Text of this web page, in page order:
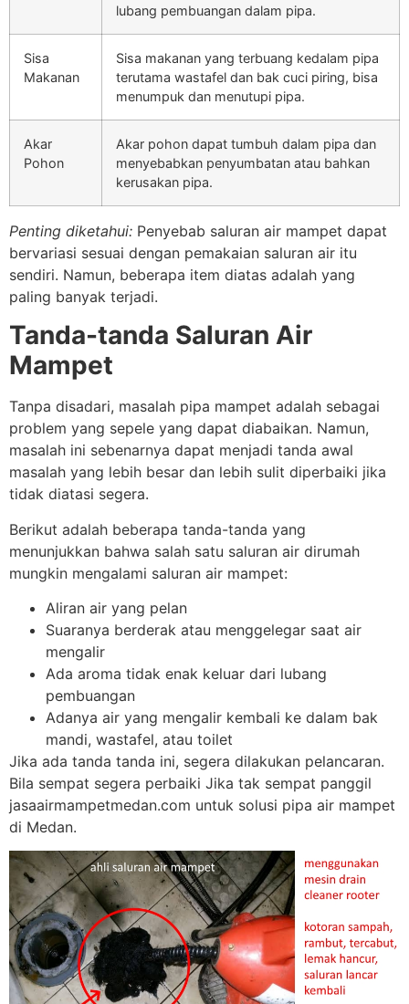
lubang pembuangan dalam pipa.
Sisa
Makanan
Sisa makanan yang terbuang kedalam pipa
terutama wastafel dan bak cuci piring, bisa
menumpuk dan menutupi pipa.
Akar
Pohon
Akar pohon dapat tumbuh dalam pipa dan
menyebabkan penyumbatan atau bahkan
kerusakan pipa.
Penting diketahui: Penyebab saluran air mampet dapat
bervariasi sesuai dengan pemakaian saluran air itu
sendiri. Namun, beberapa item diatas adalah yang
paling banyak terjadi.
Tanda-tanda Saluran Air
Mampet
Tanpa disadari, masalah pipa mampet adalah sebagai
problem yang sepele yang dapat diabaikan. Namun,
masalah ini sebenarnya dapat menjadi tanda awal
masalah yang lebih besar dan lebih sulit diperbaiki jika
tidak diatasi segera.
Berikut adalah beberapa tanda-tanda yang
menunjukkan bahwa salah satu saluran air dirumah
mungkin mengalami saluran air mampet:
Aliran air yang pelan
Suaranya berderak atau menggelegar saat air
mengalir
Ada aroma tidak enak keluar dari lubang
pembuangan
Adanya air yang mengalir kembali ke dalam bak
mandi, wastafel, atau toilet
Jika ada tanda tanda ini, segera dilakukan pelancaran.
Bila sempat segera perbaiki Jika tak sempat panggil
jasaairmampetmedan.com untuk solusi pipa air mampet
di Medan.